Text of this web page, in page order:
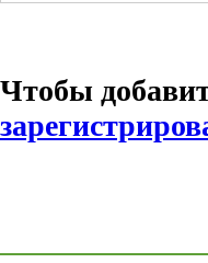
Чтобы